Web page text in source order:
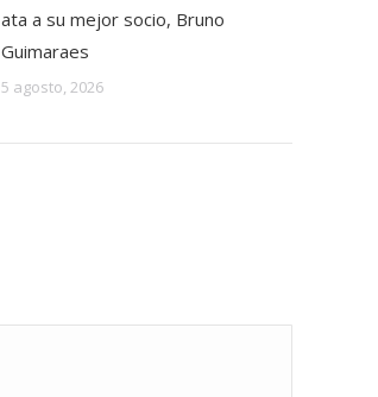
ata a su mejor socio, Bruno
Guimaraes
5 agosto, 2026